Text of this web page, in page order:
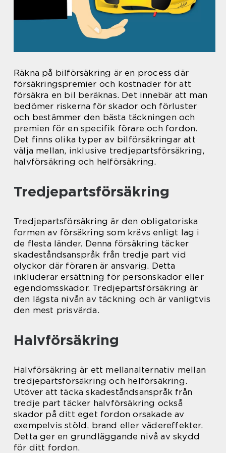
Räkna på bilförsäkring är en process där
försäkringspremier och kostnader för att
försäkra en bil beräknas. Det innebär att man
bedömer riskerna för skador och förluster
och bestämmer den bästa täckningen och
premien för en specifik förare och fordon.
Det finns olika typer av bilförsäkringar att
välja mellan, inklusive tredjepartsförsäkring,
halvförsäkring och helförsäkring.
Tredjepartsförsäkring
Tredjepartsförsäkring är den obligatoriska
formen av försäkring som krävs enligt lag i
de flesta länder. Denna försäkring täcker
skadeståndsanspråk från tredje part vid
olyckor där föraren är ansvarig. Detta
inkluderar ersättning för personskador eller
egendomsskador. Tredjepartsförsäkring är
den lägsta nivån av täckning och är vanligtvis
den mest prisvärda.
Halvförsäkring
Halvförsäkring är ett mellanalternativ mellan
tredjepartsförsäkring och helförsäkring.
Utöver att täcka skadeståndsanspråk från
tredje part täcker halvförsäkring också
skador på ditt eget fordon orsakade av
exempelvis stöld, brand eller vädereffekter.
Detta ger en grundläggande nivå av skydd
för ditt fordon.